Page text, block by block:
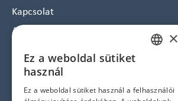
Kapcsolat
Arculat
Jogi nyilatkozatok
Adatvédelem és Cookie tájékoztató
×
Ez a weboldal sütiket
használ
Ez a weboldal sütiket használ a felhasználói